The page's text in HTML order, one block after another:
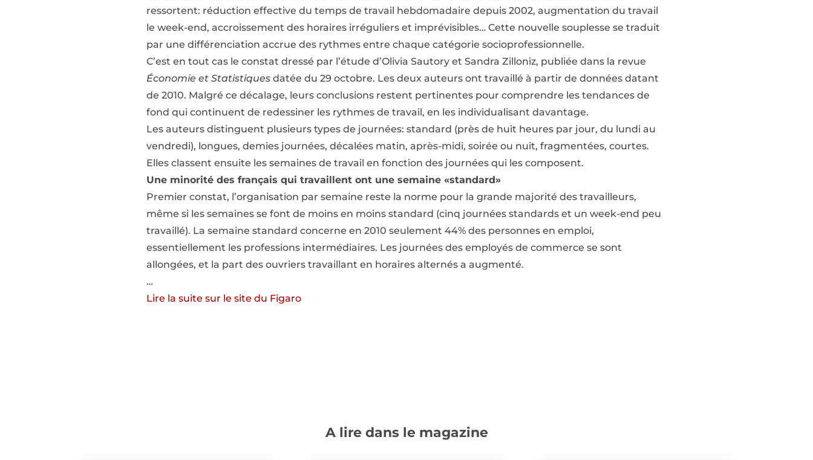
ressortent: réduction effective du temps de travail hebdomadaire depuis 2002, augmentation du travail
le week-end, accroissement des horaires irréguliers et imprévisibles… Cette nouvelle souplesse se traduit
par une différenciation accrue des rythmes entre chaque catégorie socioprofessionnelle.
C’est en tout cas le constat dressé par l’étude d’Olivia Sautory et Sandra Zilloniz, publiée dans la revue
Économie et Statistiquesdatée du 29 octobre. Les deux auteurs ont travaillé à partir de données datant
de 2010. Malgré ce décalage, leurs conclusions restent pertinentes pour comprendre les tendances de
fond qui continuent de redessiner les rythmes de travail, en les individualisant davantage.
Les auteurs distinguent plusieurs types de journées: standard (près de huit heures par jour, du lundi au
vendredi), longues, demies journées, décalées matin, après-midi, soirée ou nuit, fragmentées, courtes.
Elles classent ensuite les semaines de travail en fonction des journées qui les composent.
Une minorité des français qui travaillent ont une semaine «standard»
Premier constat, l’organisation par semaine reste la norme pour la grande majorité des travailleurs,
même si les semaines se font de moins en moins standard (cinq journées standards et un week-end peu
travaillé). La semaine standard concerne en 2010 seulement 44% des personnes en emploi,
essentiellement les professions intermédiaires. Les journées des employés de commerce se sont
allongées, et la part des ouvriers travaillant en horaires alternés a augmenté.
…
Lire la suite sur le site du Figaro
A lire dans le magazine